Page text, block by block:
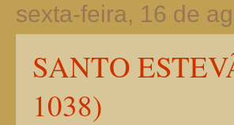
sexta-feira, 16 de
SANTO
1038)